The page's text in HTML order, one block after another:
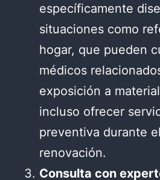
específicamente
situaciones como
hogar, que pueden
médicos
exposición a
incluso ofrecer
preventiva durante
renovación.
Consulta con